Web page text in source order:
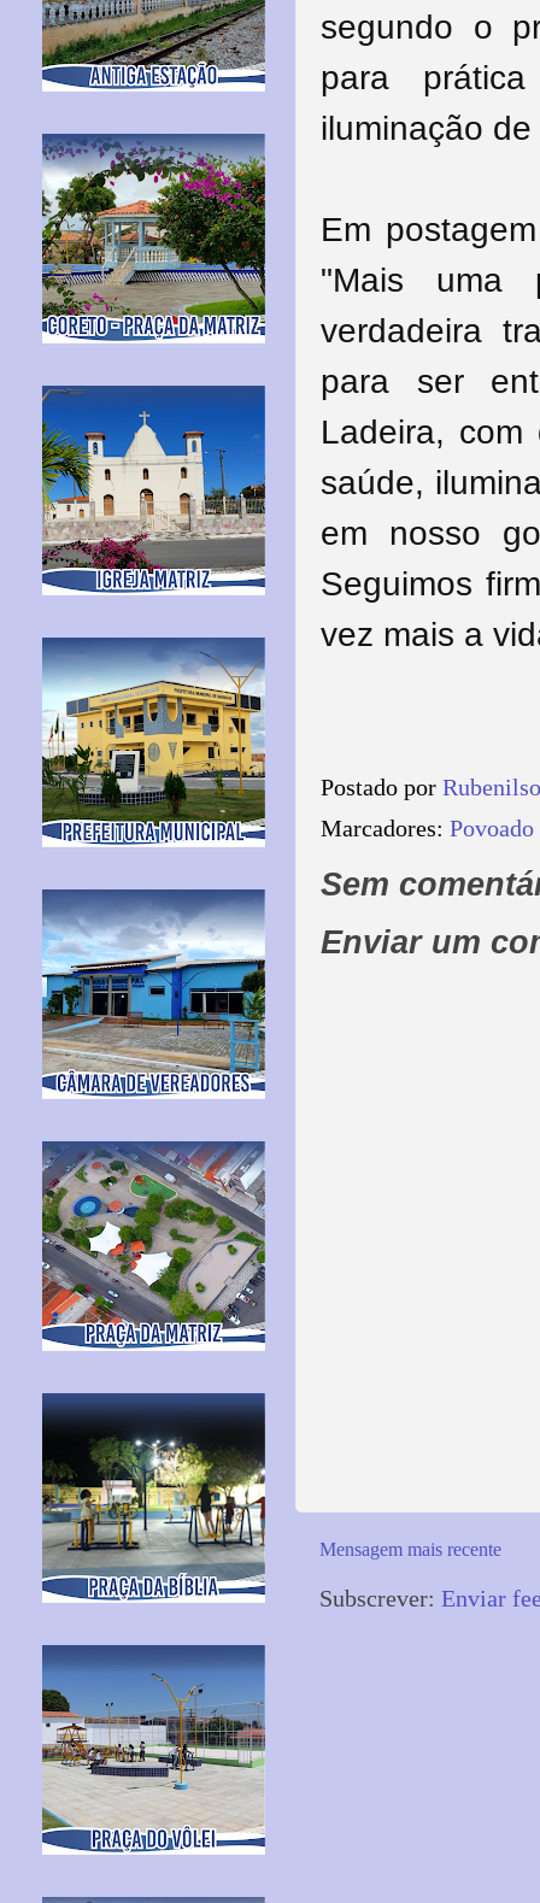
segundo o
para
iluminação
Em
"Mais uma
verdadeira
para ser
Ladeira,
saúde,
em nosso
Seguimos
vez mais a
Postado por
Marcadores:
Sem
Enviar um
Mensagem mais recente
Subscrever: Enviar